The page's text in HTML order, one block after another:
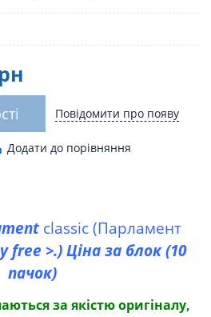
Повідомити про появу
Додати до порівняння
classic (Парламент
free >.) Ціна за блок (10
пачок)
за якістю оригіналу,